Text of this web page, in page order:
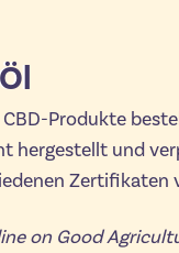
Produkte
hergestellt und
Zertifikaten
on Good